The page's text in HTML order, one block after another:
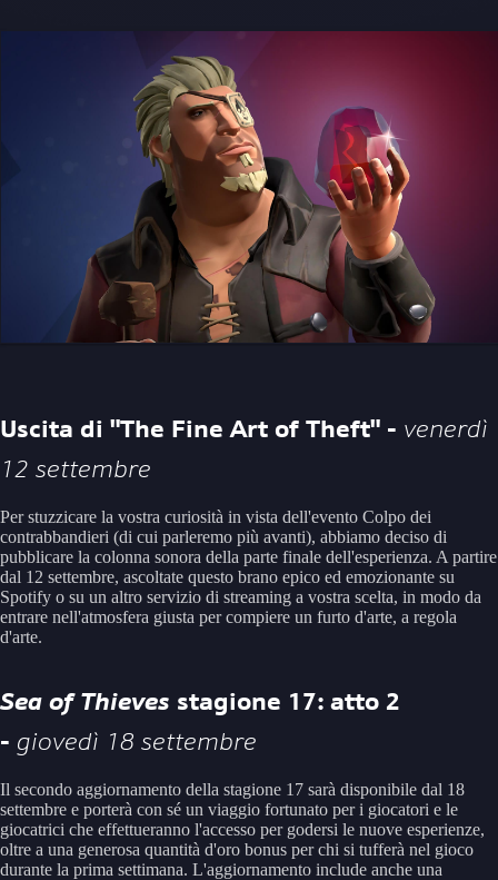
Uscita di "The Fine Art of Theft" - venerdì
12 settembre
Per stuzzicare la vostra curiosità in vista dell'evento Colpo dei
contrabbandieri (di cui parleremo più avanti), abbiamo deciso di
pubblicare la colonna sonora della parte finale dell'esperienza. A partire
dal 12 settembre, ascoltate questo brano epico ed emozionante su
Spotify o su un altro servizio di streaming a vostra scelta, in modo da
entrare nell'atmosfera giusta per compiere un furto d'arte, a regola
d'arte.
Sea of Thieves stagione 17: atto 2
- giovedì 18 settembre
Il secondo aggiornamento della stagione 17 sarà disponibile dal 18
settembre e porterà con sé un viaggio fortunato per i giocatori e le
giocatrici che effettueranno l'accesso per godersi le nuove esperienze,
oltre a una generosa quantità d'oro bonus per chi si tufferà nel gioco
durante la prima settimana. L'aggiornamento include anche una